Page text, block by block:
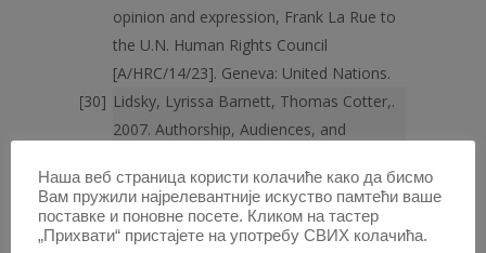
opinion and expression, Frank La Rue to
the U.N. Human Rights Council
[A/HRC/14/23]. Geneva: United Nations.
Lidsky, Lyrissa Barnett, Thomas Cotter,.
2007. Authorship, Audiences, and
Review82: 1537–1604.
Lewis, James A. 2005. The Internet and
Terrorism..Proceedings of the ASIL Annual
Наша веб страница користи колачиће како да бисмо
Вам пружили најрелевантније искуство памтећи ваше
поставке и поновне посете. Кликом на тастер
„Прихвати“ пристајете на употребу СВИХ колачића.